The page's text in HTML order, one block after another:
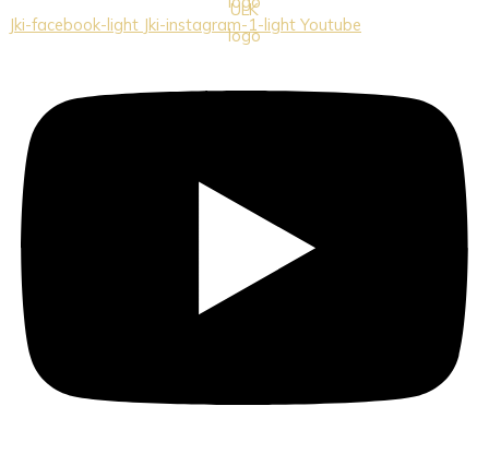
Jki-facebook-light Jki-instagram-1-light Youtube